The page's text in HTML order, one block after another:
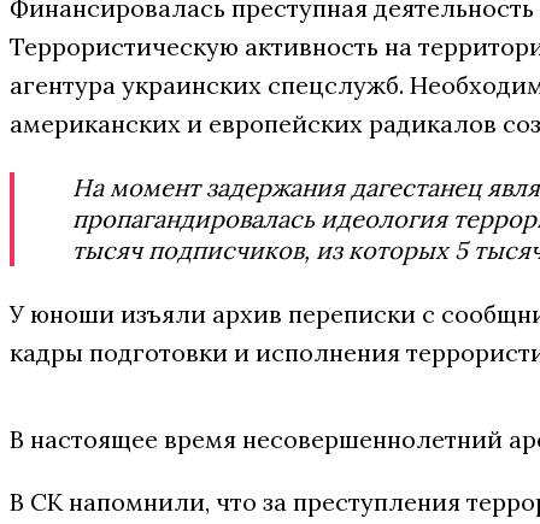
Финансировалась преступная
Террористическую активность на
агентура украинских спецслужб.
американских и европейских радикалов
На момент задержания дагестанец
пропагандировалась идеология
тысяч подписчиков, из которых 5
У юноши изъяли архив переписки с
кадры подготовки и исполнения
В настоящее время несовершеннолетний
В СК напомнили, что за преступления